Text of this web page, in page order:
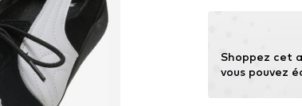
Pays d'origine :
Shoppez cet
vous pouvez